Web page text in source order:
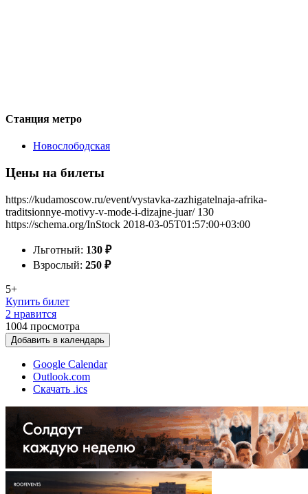
Станция метро
Новослободская
Цены на билеты
https://kudamoscow.ru/event/vystavka-zazhigatelnaja-afrika-
traditsionnye-motivy-v-mode-i-dizajne-juar/ 130
https://schema.org/InStock 2018-03-05T01:57:00+03:00
Льготный: 130 ₽
Взрослый: 250 ₽
5+
Купить билет
2 нравится
1004 просмотра
Добавить в календарь
Google Calendar
Outlook.com
Скачать .ics